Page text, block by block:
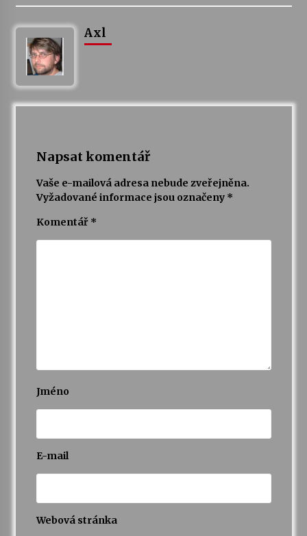
Axl
Napsat komentář
Vaše e-mailová adresa nebude zveřejněna.
Vyžadované informace jsou označeny *
Komentář *
Jméno
E-mail
Webová stránka